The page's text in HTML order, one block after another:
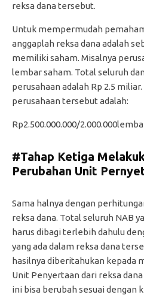
reksa dana tersebut.
Untuk mempermudah
anggaplah reksa dana adalah
memiliki saham. Misalnya
lembar saham. Total seluruh
perusahaan adalah Rp 2.5
perusahaan tersebut adalah:
Rp2.500.000.000/
#Tahap Ketiga
Perubahan Unit
Sama halnya dengan
reksa dana. Total seluruh NAB
harus dibagi terlebih dahulu
yang ada dalam reksa dana
hasilnya diberitahukan kepada
Unit Penyertaan dari reksa
ini bisa berubah sesuai dengan